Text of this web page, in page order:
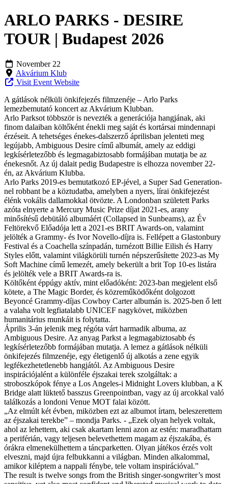
ARLO PARKS - DESIRE
TOUR | Budapest 2026
November 22
Akvárium Klub
Visit Event Website
A gátlások nélküli önkifejezés filmzenéje – Arlo Parks
lemezbemutató koncert az Akvárium Klubban.
Arlo Parksot többször is nevezték a generációja hangjának, aki
finom dalaiban költőként énekli meg saját és kortársai mindennapi
érzéseit. A tehetséges énekes-dalszerző áprilisban jelenteti meg
legújabb, Ambiguous Desire című albumát, amely az eddigi
legkísérletezőbb és legmagabiztosabb formájában mutatja be az
énekesnőt. Az új dalait pedig Budapestre is elhozza november 22-
én, az Akvárium Klubba.
Arlo Parks 2019-es bemutatkozó EP-jével, a Super Sad Generation-
nel robbant be a köztudatba, amelyben a nyers, lírai önkifejezést
élénk vokális dallamokkal ötvözte. A Londonban született Parks
azóta elnyerte a Mercury Music Prize díjat 2021-es, arany
minősítésű debütáló albumáért (Collapsed in Sunbeams), az Év
Feltörekvő Előadója lett a 2021-es BRIT Awards-on, valamint
jelölték a Grammy- és Ivor Novello-díjra is. Fellépett a Glastonbury
Festival és a Coachella színpadán, turnézott Billie Eilish és Harry
Styles előtt, valamint világkörüli turnén népszerűsítette 2023-as My
Soft Machine című lemezét, amely bekerült a brit Top 10-es listára
és jelölték vele a BRIT Awards-ra is.
Költőként éppúgy aktív, mint előadóként: 2023-ban megjelent első
kötete, a The Magic Border, és közreműködőként dolgozott
Beyoncé Grammy-díjas Cowboy Carter albumán is. 2025-ben ő lett
a valaha volt legfiatalabb UNICEF nagykövet, miközben
humanitárius munkáit is folytatta.
Április 3-án jelenik meg régóta várt harmadik albuma, az
Ambiguous Desire. Az anyag Parkst a legmagabiztosabb és
legkísérletezőbb formájában mutatja. A lemez a gátlások nélküli
önkifejezés filmzenéje, egy életigenlő új alkotás a zene egyik
legfékezhetetlenebb hangjától. Az Ambiguous Desire
inspirációjalént a különféle éjszakai terek szolgáltak: a
stroboszkópok fénye a Los Angeles-i Midnight Lovers klubban, a K
Bridge alatt lüktető basszus Greenpointban, vagy az új arcokkal való
találkozás a londoni Venue MOT falai között.
„Az elmúlt két évben, miközben ezt az albumot írtam, beleszerettem
az éjszakai terekbe” – mondja Parks. - „Ezek olyan helyek voltak,
ahol az lehettem, aki csak akartam lenni azon az estén: maradhattam
a periférián, vagy teljesen belevethettem magam az éjszakába, és
órákra elmenekülhettem a táncparketten. Olyan játékos érzés volt
elveszni, majd újra felbukkanni a világban. Minden alkalommal,
amikor kiléptem a nappali fénybe, tele voltam inspirációval.”
The result is twelve songs from the British singer-songwriter’s most